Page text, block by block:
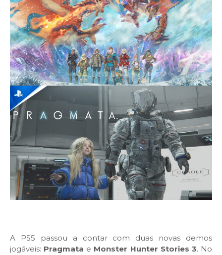
A PS5 passou a contar com duas novas demos
jogáveis: Pragmata e Monster Hunter Stories 3. No